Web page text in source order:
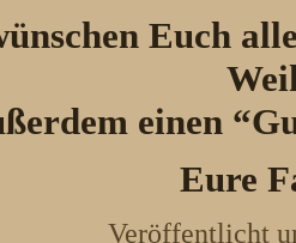
Euch
einen
Eure
Veröffentlicht